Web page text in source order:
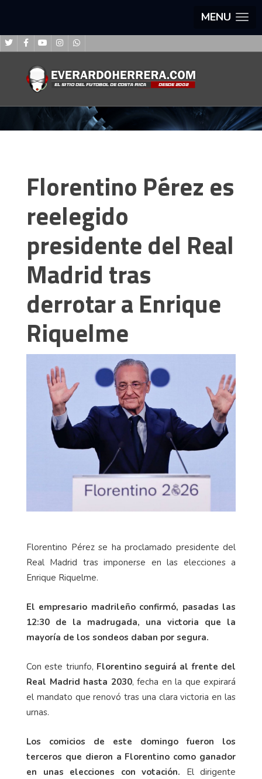
MENU
Florentino Pérez es
reelegido
presidente del Real
Madrid tras
derrotar a Enrique
Riquelme
Florentino Pérez se ha proclamado presidente del
Real Madrid tras imponerse en las elecciones a
Enrique Riquelme.
El empresario madrileño confirmó, pasadas las
12:30 de la madrugada, una victoria que la
mayoría de los sondeos daban por segura.
Con este triunfo, Florentino seguirá al frente del
Real Madrid hasta 2030, fecha en la que expirará
el mandato que renovó tras una clara victoria en las
urnas.
Los comicios de este domingo fueron los
terceros que dieron a Florentino como ganador
en unas elecciones con votación. El dirigente